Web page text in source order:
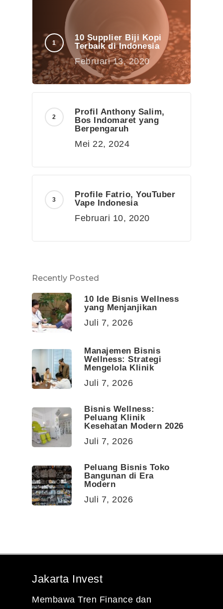
10 Supplier Biji Kopi
Terbaik di Indonesia
Februari 13, 2020
Profil Anthony Salim,
Bos Indomaret yang
Berpengaruh
Mei 22, 2024
Profile Fatrio, YouTuber
Vape Indonesia
Februari 10, 2020
Recently Posted
10 Ide Bisnis Wellness
yang Menjanjikan
Juli 7, 2026
Manajemen Bisnis
Wellness: Strategi
Mengelola Klinik
Juli 7, 2026
Bisnis Wellness:
Peluang Klinik
Kesehatan Modern 2026
Juli 7, 2026
Peluang Bisnis Toko
Bangunan di Era
Modern
Juli 7, 2026
Jakarta Invest
Membawa Tren Finance dan